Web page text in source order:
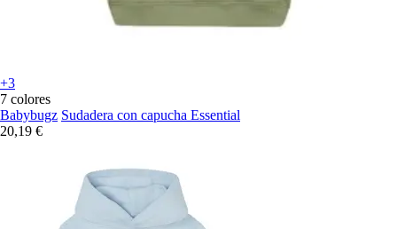
+3
7 colores
Babybugz Sudadera con capucha Essential
20,19 €